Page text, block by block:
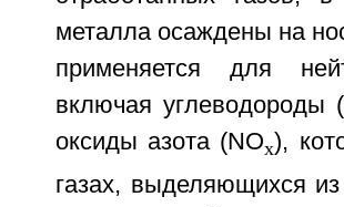
металла осаждены на
применяется для
включая углеводороды
оксиды азота (NOx),
газах, выделяющихся из